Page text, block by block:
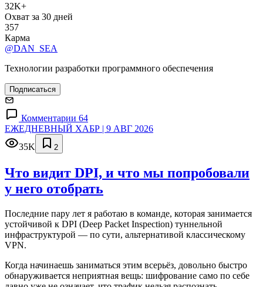
32K+
Охват за 30 дней
357
Карма
@DAN_SEA
Технологии разработки программного обеспечения
Подписаться
Комментарии 64
ЕЖЕДНЕВНЫЙ ХАБР | 9 АВГ 2026
35K
2
Что видит DPI, и что мы попробовали
у него отобрать
Последние пару лет я работаю в команде, которая занимается
устойчивой к DPI (Deep Packet Inspection) туннельной
инфраструктурой — по сути, альтернативой классическому
VPN.
Когда начинаешь заниматься этим всерьёз, довольно быстро
обнаруживается неприятная вещь: шифрование само по себе